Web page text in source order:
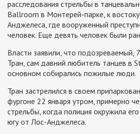
расследования стрельбы в
Ballroom в Монтерей-парке, к
Анджелеса, где вооруженный
человек. Еще девять человек были
Власти заявили, что подозреваемый,
Тран, сам давний любитель танцев в
основном собирались пожилые люди.
Тран застрелился в своем
фургоне 22 января утром, примерно
стрельбы, когда полиция окружила
югу от Лос-Анджелеса.